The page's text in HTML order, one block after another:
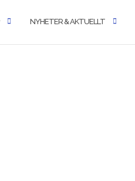
NYHETER & AKTUELLT